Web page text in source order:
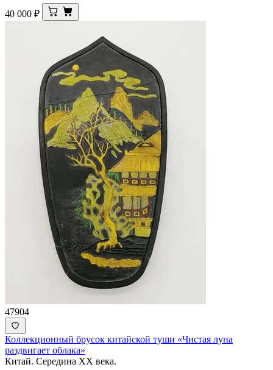
40 000 ₽
47904
Коллекционный брусок китайской туши «Чистая луна
раздвигает облака»
Китай. Середина ХХ века.